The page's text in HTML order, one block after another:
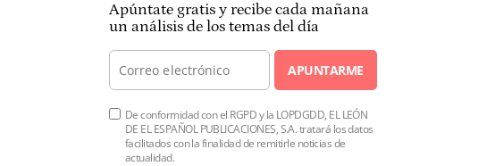
Apúntate gratis y recibe cada mañana
un análisis de los temas del día
APUNTARME
De conformidad con el RGPD y la LOPDGDD, EL LEÓN
DE EL ESPAÑOL PUBLICACIONES, S.A. tratará los datos
facilitados con la finalidad de remitirle noticias de
actualidad.